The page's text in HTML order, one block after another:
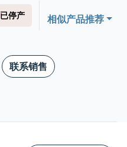
已停产 相似产品推荐
联系销售